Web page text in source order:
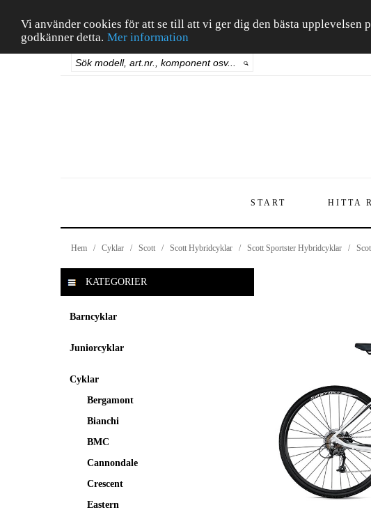
Vi använder cookies för att se till att vi ger dig den bästa upplevelsen
godkänner detta. Mer information
START HITTA
Hem / Cyklar / Scott / Scott Hybridcyklar / Scott Sportster Hybridcyklar /
KATEGORIER
Barncyklar
Juniorcyklar
Cyklar
Bergamont
Bianchi
BMC
Cannondale
Crescent
Eastern